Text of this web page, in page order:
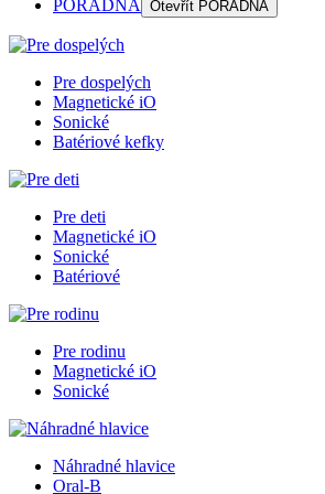
PORADŇA Otevřít PORADŇA
Pre dospelých
Magnetické iO
Sonické
Batériové kefky
Pre deti
Magnetické iO
Sonické
Batériové
Pre rodinu
Magnetické iO
Sonické
Náhradné hlavice
Oral-B